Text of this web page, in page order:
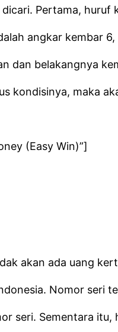
Pertama, huruf
angkar kembar 6,
dan belakangnya
kondisinya, maka
(Easy Win)”]
akan ada uang
Nomor seri
seri. Sementara